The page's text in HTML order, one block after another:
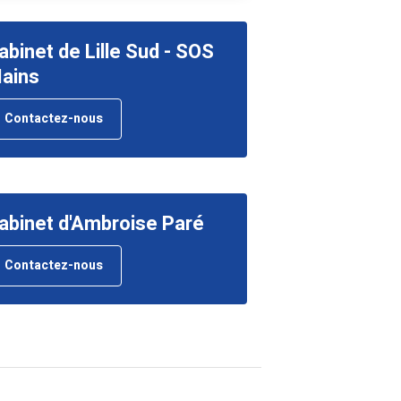
de Lille Sud - SOS
Contactez-nous
d'Ambroise Paré
Contactez-nous